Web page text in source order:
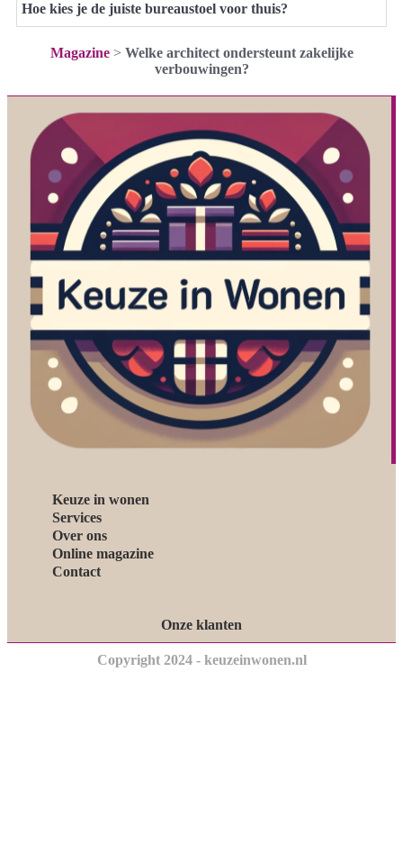
Hoe kies je de juiste bureaustoel voor thuis?
Magazine> Welke architect ondersteunt zakelijke
verbouwingen?
Keuze in wonen
Services
Over ons
Online magazine
Contact
Onze klanten
Copyright 2024 - keuzeinwonen.nl